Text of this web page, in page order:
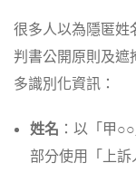
很多人以為隱匿
判書公開原則及遮
多識別化資訊：
姓名 ：以「甲
部分使用「上訴